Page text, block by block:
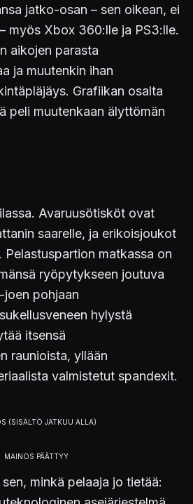
jatko-osan – sen oikean, ei
myös Xbox 360:lle ja PS3:lle.
aikojen parasta
ja muutenkin ihan
Grafiikan osalta
peli muutenkaan älyttömän
Avaruusötisköt ovat
saarelle, ja erikoisjoukot
Pelastuspartion matkassa on
ryöpytykseen joutuva
pohjaan
hylystä
itsensä
raunioista, yllään
valmistetut spandexit.
minkä pelaaja jo tietää: